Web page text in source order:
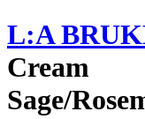
L:A
Cream
Sage/